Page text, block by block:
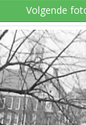
Volgende